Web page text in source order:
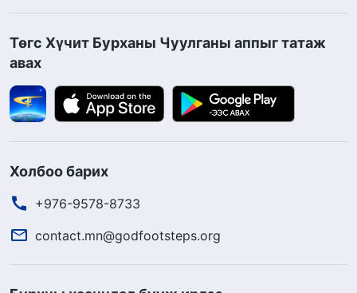
Төгс Хүчит Бурханы Чуулганы аппыг татаж
авах
Холбоо барих
+976-9578-8733
contact.mn@godfootsteps.org